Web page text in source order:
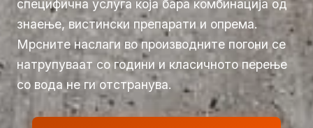
специфична услуга која бара комбинација од
знаење, вистински препарати и опрема.
Мрсните наслаги во производните погони се
натрупуваат со години и класичното перење
со вода не ги отстранува.